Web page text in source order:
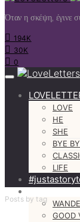
Όταν η σκέψη, έγινε
194K
30K
0
LOVE
HE
SHE
BYE
LIFE
MORE
GOOD
Posts by tag